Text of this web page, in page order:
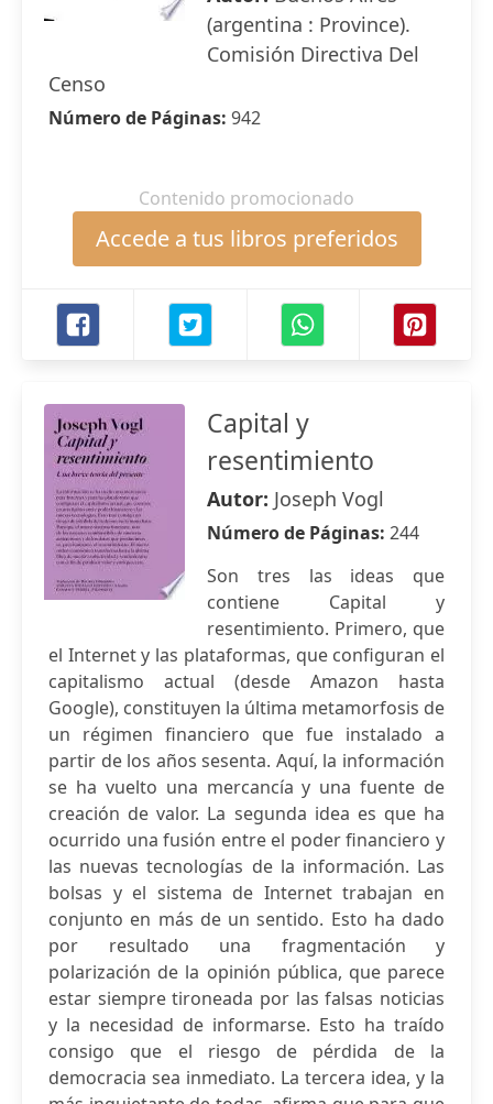
(argentina : Province).
Comisión Directiva Del
Censo
Número de Páginas: 942
Contenido promocionado
Accede a tus libros preferidos
Capital y
resentimiento
Autor: Joseph Vogl
Número de Páginas: 244
Son tres las ideas que
contiene Capital y
resentimiento. Primero, que
el Internet y las plataformas, que configuran el
capitalismo actual (desde Amazon hasta
Google), constituyen la última metamorfosis de
un régimen financiero que fue instalado a
partir de los años sesenta. Aquí, la información
se ha vuelto una mercancía y una fuente de
creación de valor. La segunda idea es que ha
ocurrido una fusión entre el poder financiero y
las nuevas tecnologías de la información. Las
bolsas y el sistema de Internet trabajan en
conjunto en más de un sentido. Esto ha dado
por resultado una fragmentación y
polarización de la opinión pública, que parece
estar siempre tironeada por las falsas noticias
y la necesidad de informarse. Esto ha traído
consigo que el riesgo de pérdida de la
democracia sea inmediato. La tercera idea, y la